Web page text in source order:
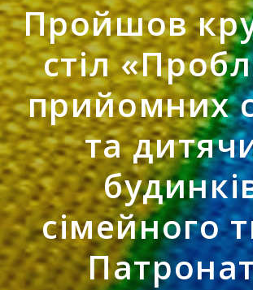
Пройшов
стіл
прийомних
та
сімейного